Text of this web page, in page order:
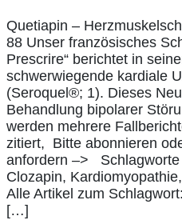
Quetiapin –
88 Unser französisches
Prescrire“ berichtet in
schwerwiegende kardiale
(Seroquel®; 1). Dieses
Behandlung bipolarer
werden mehrere
zitiert, Bitte abonnieren
anfordern –> Schlagworte
Clozapin,
Alle Artikel zum
[…]